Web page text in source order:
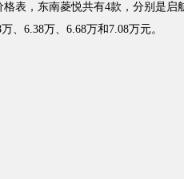
，东南菱悦共有4款，分别是启
、6.38万、6.68万和7.08万元。